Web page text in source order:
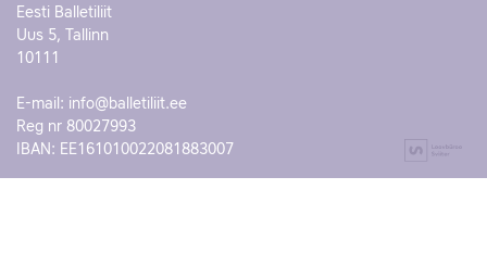
Eesti Balletiliit
Uus 5, Tallinn
10111
E-mail: info@balletiliit.ee
Reg nr 80027993
IBAN: EE161010022081883007